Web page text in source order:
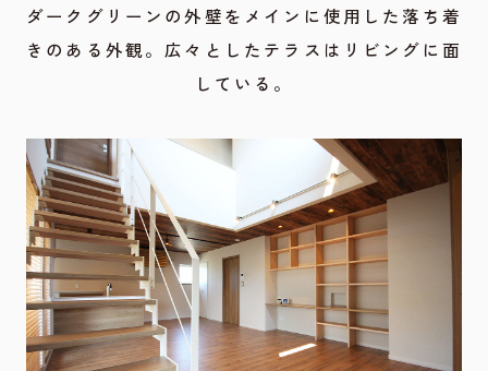
ダークグリーンの外壁をメインに使用した落ち着
きのある外観。広々としたテラスはリビングに面
している。